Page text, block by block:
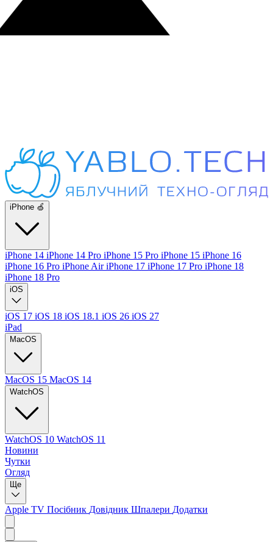
iPhone 🍏
iPhone 14 iPhone 14 Pro iPhone 15 Pro iPhone 15 iPhone 16
iPhone 16 Pro iPhone AiriPhone 17 iPhone 17 Pro iPhone 18
iPhone 18 Pro
iOS
iOS 17 iOS 18 iOS 18.1 iOS 26 iOS 27
iPad
MacOS
MacOS 15 MacOS 14
WatchOS
WatchOS 10 WatchOS 11
Новини
Чутки
Огляд
Ще
Apple TV Посібник Довідник Шпалери Додатки